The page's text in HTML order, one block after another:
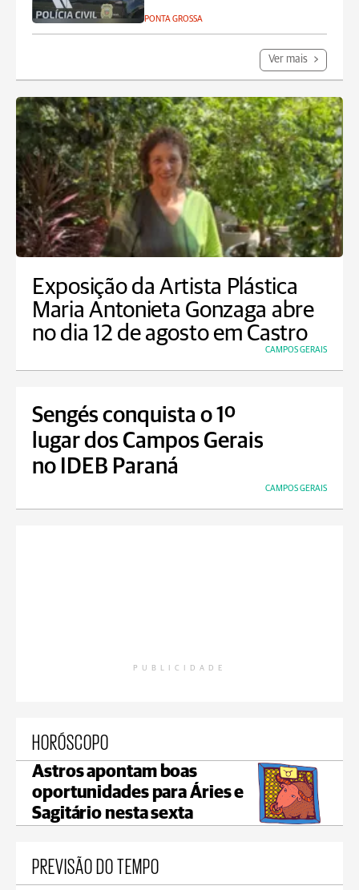
PONTA GROSSA
Ver mais
Exposição da Artista Plástica
Maria Antonieta Gonzaga abre
no dia 12 de agosto em Castro
CAMPOS GERAIS
Sengés conquista o 1º
lugar dos Campos Gerais
no IDEB Paraná
CAMPOS GERAIS
PUBLICIDADE
HORÓSCOPO
Astros apontam boas
oportunidades para Áries e
Sagitário nesta sexta
PREVISÃO DO TEMPO